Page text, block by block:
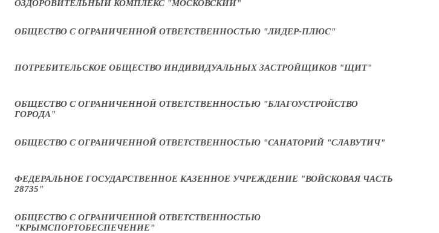
ОЗДОРОВИТЕЛЬНЫЙ КОМПЛЕКС "МОСКОВСКИЙ"
ОБЩЕСТВО С ОГРАНИЧЕННОЙ ОТВЕТСТВЕННОСТЬЮ "ЛИДЕР-ПЛЮС"
ПОТРЕБИТЕЛЬСКОЕ ОБЩЕСТВО ИНДИВИДУАЛЬНЫХ ЗАСТРОЙЩИКОВ "ЩИТ"
ОБЩЕСТВО С ОГРАНИЧЕННОЙ ОТВЕТСТВЕННОСТЬЮ "БЛАГОУСТРОЙСТВО
ГОРОДА"
ОБЩЕСТВО С ОГРАНИЧЕННОЙ ОТВЕТСТВЕННОСТЬЮ "САНАТОРИЙ "СЛАВУТИЧ"
ФЕДЕРАЛЬНОЕ ГОСУДАРСТВЕННОЕ КАЗЕННОЕ УЧРЕЖДЕНИЕ "ВОЙСКОВАЯ ЧАСТЬ
28735"
ОБЩЕСТВО С ОГРАНИЧЕННОЙ ОТВЕТСТВЕННОСТЬЮ
"КРЫМСПОРТОБЕСПЕЧЕНИЕ"